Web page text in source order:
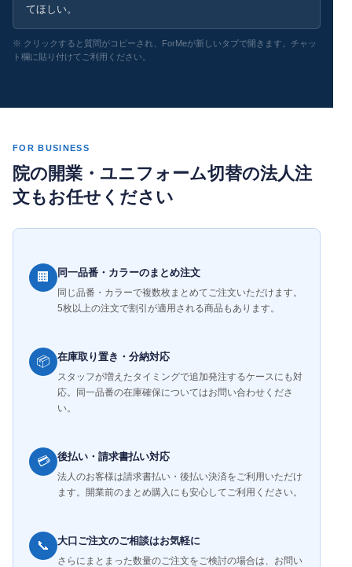
てほしい。
※ クリックすると質問がコピーされ、ForMeが新しいタブで開きます。チャッ
ト欄に貼り付けてご利用ください。
FOR BUSINESS
院の開業・ユニフォーム切替の法人注
文もお任せください
🏢 同一品番・カラーのまとめ注文
同じ品番・カラーで複数枚まとめてご注文いただけます。
5枚以上の注文で割引が適用される商品もあります。
📦 在庫取り置き・分納対応
スタッフが増えたタイミングで追加発注するケースにも対
応。同一品番の在庫確保についてはお問い合わせくださ
い。
💳 後払い・請求書払い対応
法人のお客様は請求書払い・後払い決済をご利用いただけ
ます。開業前のまとめ購入にも安心してご利用ください。
📞 大口ご注文のご相談はお気軽に
さらにまとまった数量のご注文をご検討の場合は、お問い